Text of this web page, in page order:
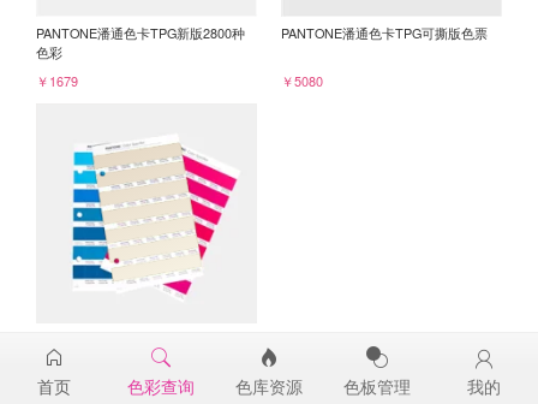
PANTONE潘通色卡TPG新版2800种
色彩
￥1679
PANTONE潘通色卡TPG可撕版色票
￥5080
13-1308TPG
￥98
首页 色彩查询 色库资源 色板管理 我的